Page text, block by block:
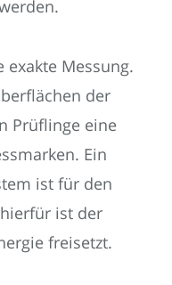
Messung.
der
Prüflinge eine
Ein
ist für den
ist der
freisetzt.